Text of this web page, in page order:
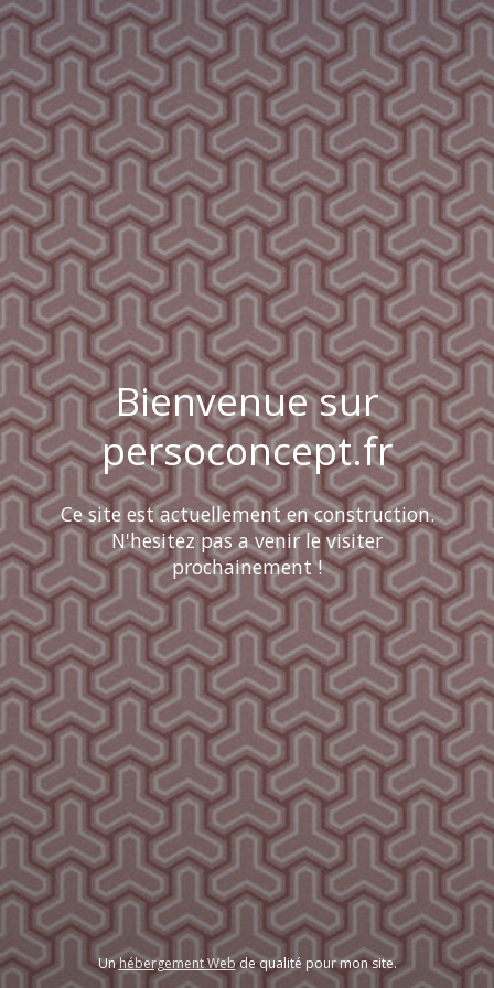
Bienvenue sur
persoconcept.fr
Ce site est actuellement en construction.
N'hesitez pas a venir le visiter
prochainement !
Unhébergement Webde qualité pour mon site.